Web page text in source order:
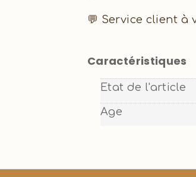
💬 Service client à
Caractéristiques
Etat de l'article
Age